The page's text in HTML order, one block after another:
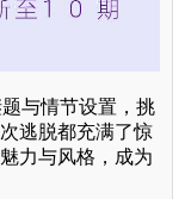
与情节设置，挑
逃脱都充满了惊
力与风格，成为